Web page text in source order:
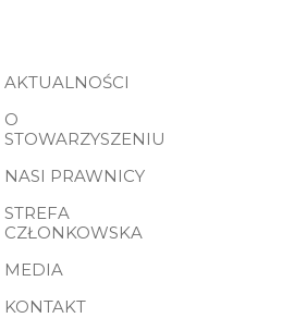
AKTUALNOŚCI
O
STOWARZYSZENIU
NASI PRAWNICY
STREFA
CZŁONKOWSKA
MEDIA
KONTAKT